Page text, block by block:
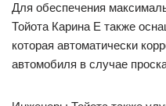
Для обеспечения
Тойота Карина Е также
которая автоматически
автомобиля в случае